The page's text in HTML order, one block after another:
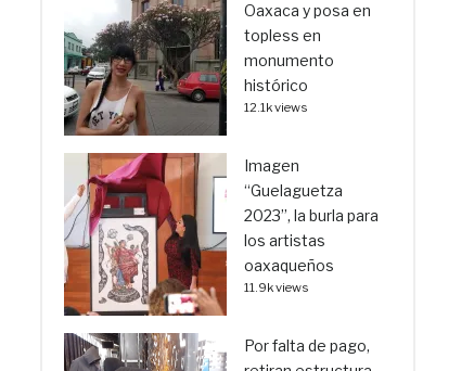
Oaxaca y posa en
topless en
monumento
histórico
12.1k views
Imagen
“Guelaguetza
2023”, la burla para
los artistas
oaxaqueños
11.9k views
Por falta de pago,